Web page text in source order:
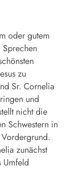
oder gutem
zu
Sr. Cornelia
und
nicht die
Schwestern in
zunächst
Umfeld